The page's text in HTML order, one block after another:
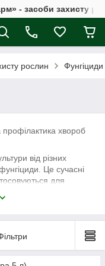
- засоби захисту
рослин Фунгіциди
профілактика хвороб
від різних
Це сучасні
для
використовують для